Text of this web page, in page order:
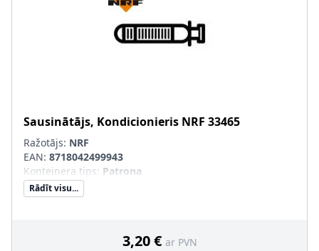
Sausinātājs, Kondicionieris NRF 33465
Ražotājs: NRF
EAN: 8718042499943
Konteinera tips: Patrona
Rādīt visu...
3,20 € ar PVN